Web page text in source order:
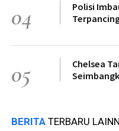
04
Polisi
05
Chelsea
BERITA TERBARU